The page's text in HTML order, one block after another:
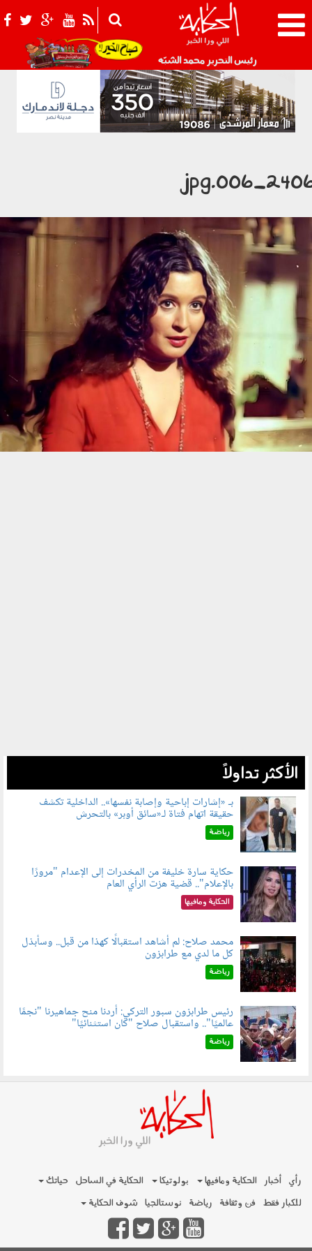
رئيس التحرير محمد الشبّه 021_2.png
الأكثر تداولاً
060804.jpg
بـ «إشارات إباحية وإصابة نفسها».. الداخلية تكشف
حقيقة اتهام فتاة لـ«سائق أوبر» بالتحرش
رياضة
060801.jpeg
حكاية سارة خليفة من المخدرات إلى الإعدام "مرورًا
بالإعلام".. قضية هزت الرأي العام
الحكاية ومافيها
060802.jpg
محمد صلاح: لم أشاهد استقبالًا كهذا من قبل.. وسأبذل
كل ما لدي مع طرابزون
رياضة
060803.jpg
رئيس طرابزون سبور التركي: أردنا منح جماهيرنا "نجمًا
عالميًا".. واستقبال صلاح "كان استثنائيًا"
رياضة
رأي أخبار الحكاية ومافيها بولوتيكا الحكاية في الساحل
حياتك
للكبار فقط فن وثقافة رياضة نوستالجيا شوف الحكاية